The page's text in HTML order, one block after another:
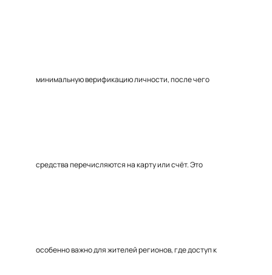
минимальную верификацию личности, после чего
средства перечисляются на карту или счёт. Это
особенно важно для жителей регионов, где доступ к